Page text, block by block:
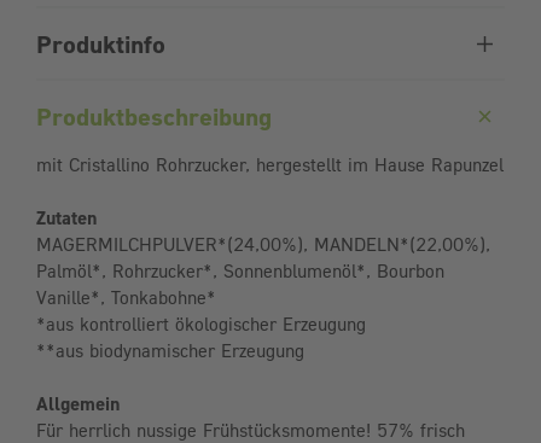
Produktinfo
Produktbeschreibung
mit Cristallino Rohrzucker, hergestellt im Hause Rapunzel
Zutaten
MAGERMILCHPULVER*(24,00%), MANDELN*(22,00%),
Palmöl*, Rohrzucker*, Sonnenblumenöl*, Bourbon
Vanille*, Tonkabohne*
*aus kontrolliert ökologischer Erzeugung
**aus biodynamischer Erzeugung
Allgemein
Für herrlich nussige Frühstücksmomente! 57% frisch